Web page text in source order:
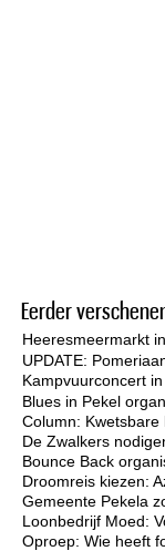
Eerder
Heeresmeermarkt
UPDATE:
Kampvuurconcert
Blues in Pekel
Column: Kwetsbare
De Zwalkers
Bounce Back
Droomreis kiezen:
Gemeente Pekela
Loonbedrijf Moed:
Oproep: Wie heeft